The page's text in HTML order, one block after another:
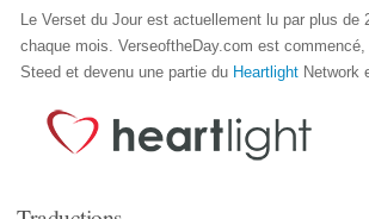
Le Verset du Jour est actuellement lu par plus de
chaque mois. VerseoftheDay.com est
Steed et devenu une partie du Heartlight Network